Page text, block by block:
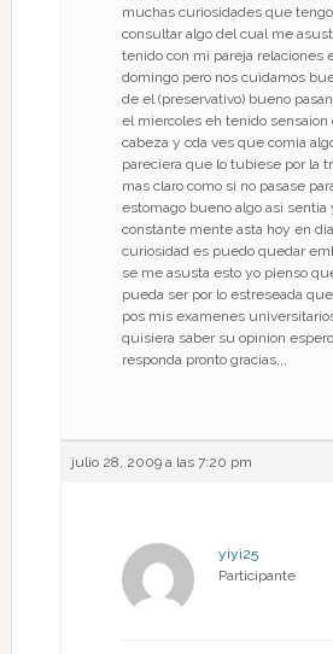
muchas curiosidades que
consultar algo del cual me
tenido con mi pareja relaciones
domingo pero nos cuidamos
de el (preservativo) bueno
el miercoles eh tenido sensaion
cabeza y cda ves que comia
pareciera que lo tubiese por la
mas claro como si no pasase
estomago bueno algo asi sentia
constante mente asta hoy en
curiosidad es puedo quedar
se me asusta esto yo pienso
pueda ser por lo estreseada
pos mis examenes
quisiera saber su opinion
responda pronto gracias,,,
julio 28, 2009 a las 7:20 pm
yiyi25
Participante